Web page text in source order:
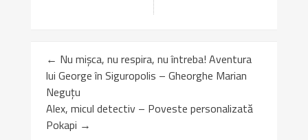
← Nu mișca, nu respira, nu întreba! Aventura
lui George în Siguropolis – Gheorghe Marian
Neguțu
Alex, micul detectiv – Poveste personalizată
Pokapi →